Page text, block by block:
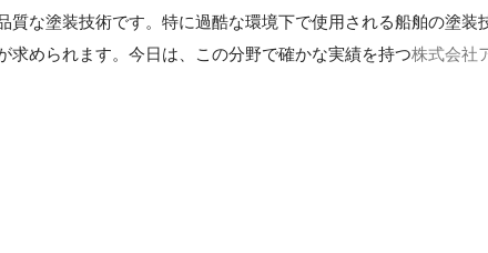
質な塗装技術です。特に過酷な環境下で使用される船舶の塗装
められます。今日は、この分野で確かな実績を持つ株式会社